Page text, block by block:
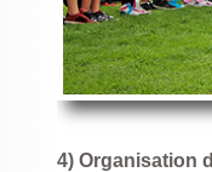
4) Organisation